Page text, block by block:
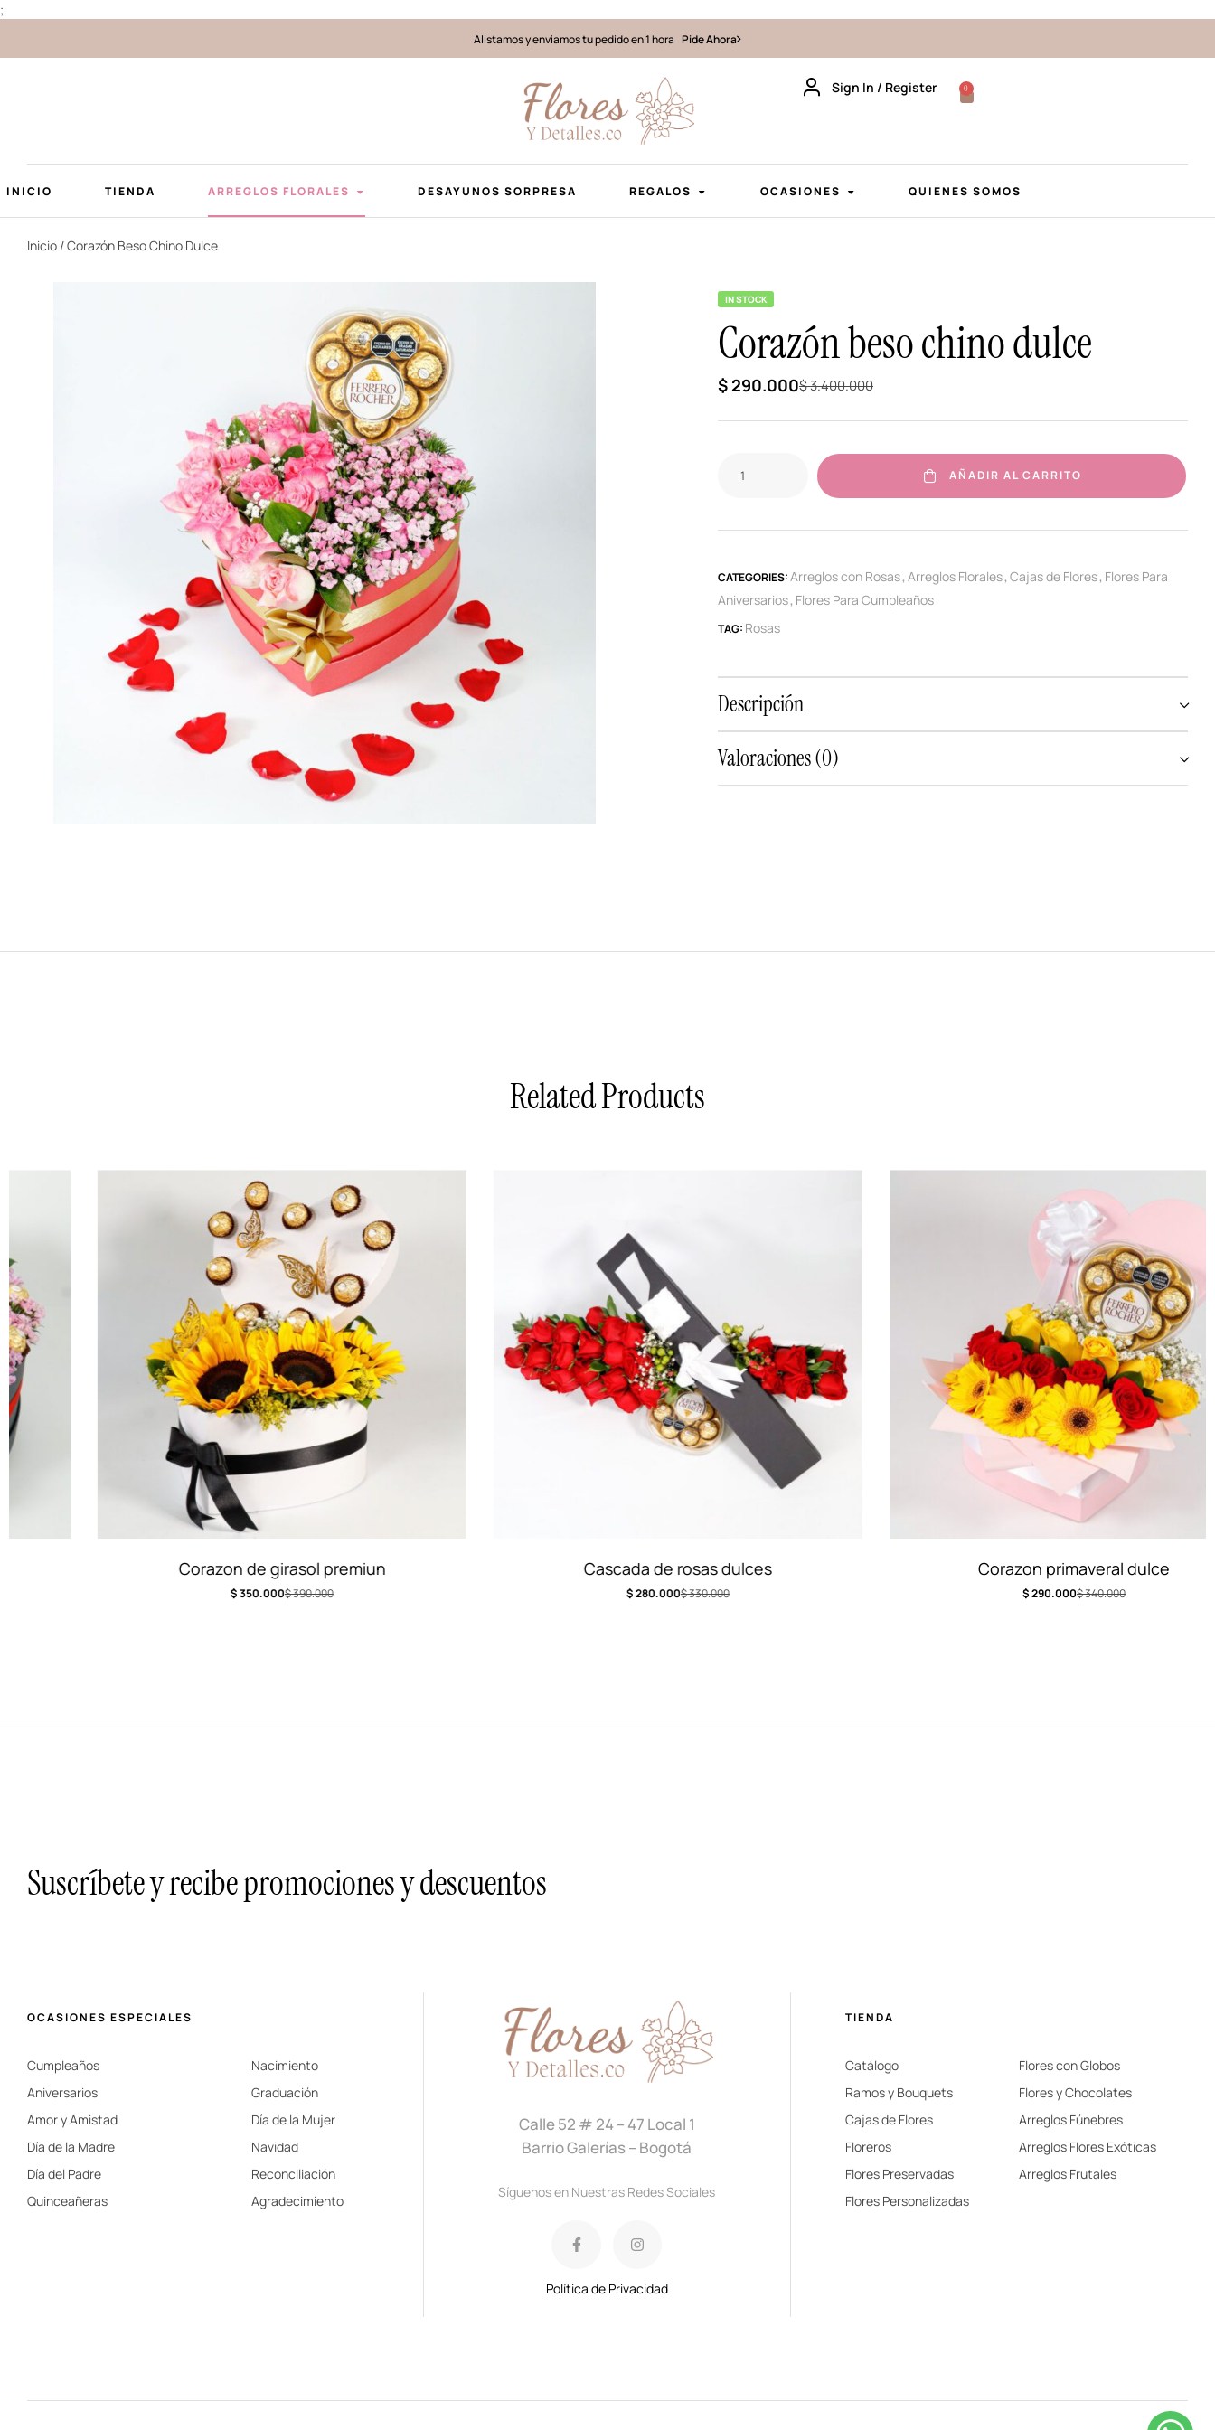
;
Alistamos y enviamos tu pedido en 1 hora Pide Ahora
Sign In / Register 0
INICIO TIENDA ARREGLOS FLORALES DESAYUNOS SORPRESA REGALOS OCASIONES QUIENES SOMOS
Inicio / Corazón Beso Chino Dulce
IN STOCK
Corazón beso chino dulce
$3.400.000
$ 290.000
AÑADIR AL CARRITO
CATEGORIES:Arreglos con Rosas, Arreglos Florales, Cajas de Flores, Flores Para
Aniversarios, Flores Para Cumpleaños
TAG: Rosas
Descripción
Valoraciones (0)
Related Products
Corazon de girasol premiun
390.000
Cascada de rosas dulces
330.000
Corazon primaveral dulce
340.000
Suscríbete y recibe promociones y descuentos
OCASIONES ESPECIALES
Cumpleaños
Aniversarios
Amor y Amistad
Día de la Madre
Día del Padre
Quinceañeras
Nacimiento
Graduación
Día de la Mujer
Navidad
Reconciliación
Agradecimiento
Calle 52 # 24 – 47 Local 1
Barrio Galerías – Bogotá
Síguenos en Nuestras Redes Sociales
Política de Privacidad
TIENDA
Catálogo
Ramos y Bouquets
Cajas de Flores
Floreros
Flores Preservadas
Flores Personalizadas
Flores con Globos
Flores y Chocolates
Arreglos Fúnebres
Arreglos Flores Exóticas
Arreglos Frutales